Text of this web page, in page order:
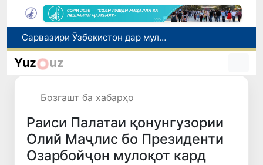
Дар Қашқадарё анҷумани байналмилалии экологӣ бо иштироки ҷавонон аз нӯҳ кишвар баргузор мешавад
Тошканд ба баргузории чемпионати Осиё оид ба вазнабардорӣ омодагӣ мебинад
Yuz uz
Бозгашт ба хабарҳо
Раиси Палатаи қонунгузории
Олий Маҷлис бо Президенти
Озарбойҷон мулоқот кард